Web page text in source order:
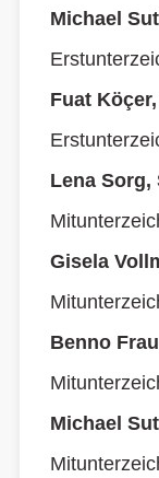
Michael
Fuat
Lena Sorg,
Gisela
Benno
Michael